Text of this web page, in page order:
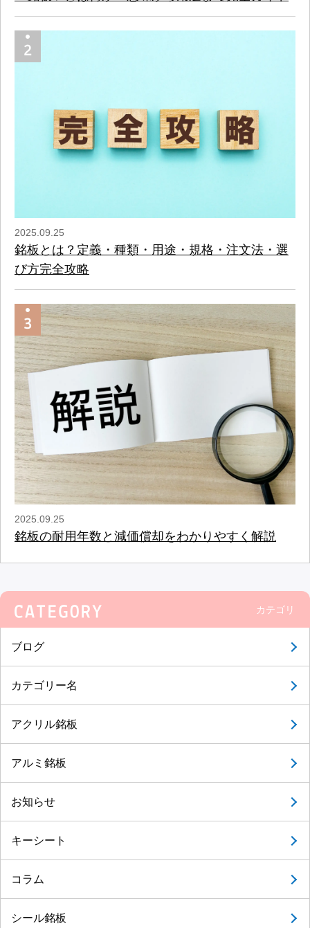
2025.09.25
銘板とは？定義・種類・用途・規格・注文法・選
び方完全攻略
2025.09.25
銘板の耐用年数と減価償却をわかりやすく解説
カテゴリ
ブログ
カテゴリー名
アクリル銘板
アルミ銘板
お知らせ
キーシート
コラム
シール銘板